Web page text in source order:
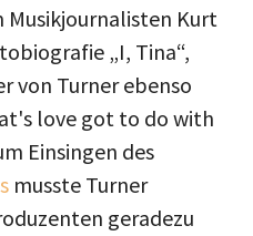
Musikjournalisten Kurt
„I, Tina“,
von Turner ebenso
love got to do with
Einsingen des
musste Turner
geradezu